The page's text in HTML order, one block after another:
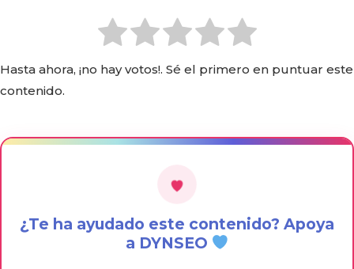
Hasta ahora, ¡no hay votos!. Sé el primero en puntuar este
contenido.
¿Te ha ayudado este contenido? Apoya
a DYNSEO